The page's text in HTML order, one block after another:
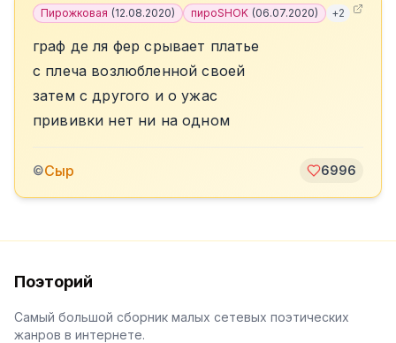
Пирожковая (12.08.2020) пироSHOK (06.07.2020) +2
граф де ля фер срывает платье
с плеча возлюбленной своей
затем с другого и о ужас
прививки нет ни на одном
©Сыр 6996
Поэторий
Самый большой сборник малых сетевых поэтических
жанров в интернете.